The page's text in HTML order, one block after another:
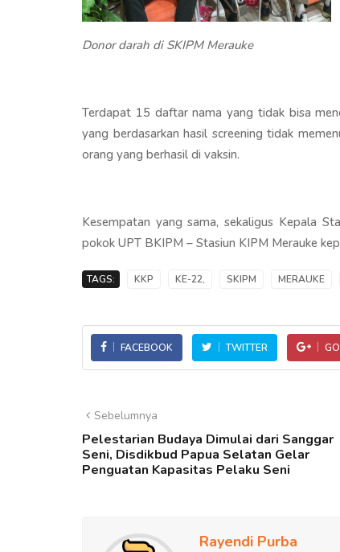
Donor darah di SKIPM Merauke
Terdapat 15 daftar nama yang tidak bisa
yang berdasarkan hasil screening tidak
orang yang berhasil di vaksin.
Kesempatan yang sama, sekaligus Kepala
pokok UPT BKIPM – Stasiun KIPM Merauke
TAGS: KKP KE-22, SKIPM MERAUKE
FACEBOOK TWITTER
Sebelumnya
Pelestarian Budaya Dimulai dari Sanggar
Seni, Disdikbud Papua Selatan Gelar
Penguatan Kapasitas Pelaku Seni
Rayendi Purba